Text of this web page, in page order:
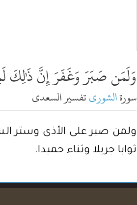
وَلَمَن صَبَرَ وَغَفَرَ إِنَّ ذَٰلِكَ
سورةالشورىتفسير السعدي
ولمن صبر على الأذى وستر
ثوابا جريلا وثناء حميدا.